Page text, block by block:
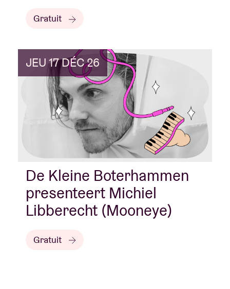
Gratuit
JEU 17 DÉC 26
De Kleine Boterhammen
presenteert Michiel
Libberecht (Mooneye)
Gratuit